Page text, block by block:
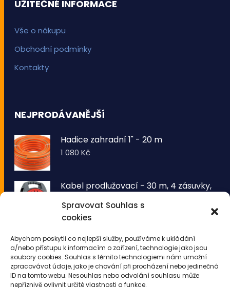
Spravovat Souhlas s
cookies
Abychom poskytli co nejlepší služby, používáme k ukládání
a/nebo přístupu k informacím o zařízení, technologie jako jsou
soubory cookies. Souhlas s těmito technologiemi nám umožní
zpracovávat údaje, jako je chování při procházení nebo jedinečná
ID na tomto webu. Nesouhlas nebo odvolání souhlasu může
nepříznivě ovlivnit určité vlastnosti a funkce.
UŽITEČNÉ INFORMACE
Vše o nákupu
Obchodní podmínky
Kontakty
NEJPRODÁVANĚJŠÍ
Hadice zahradní 1" - 20 m
1 080Kč
Kabel prodlužovací - 30 m, 4 zásuvky,
1 260Kč
drátů 50 LED - teplá bílá
343Kč